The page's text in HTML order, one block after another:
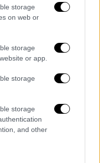
storage
on web or
storage
or app.
storage
storage
and other
Νετανιάχου
πρότεινε να